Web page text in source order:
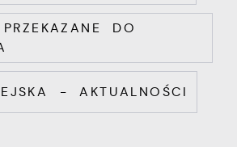
DO
- AKTUALNOŚCI